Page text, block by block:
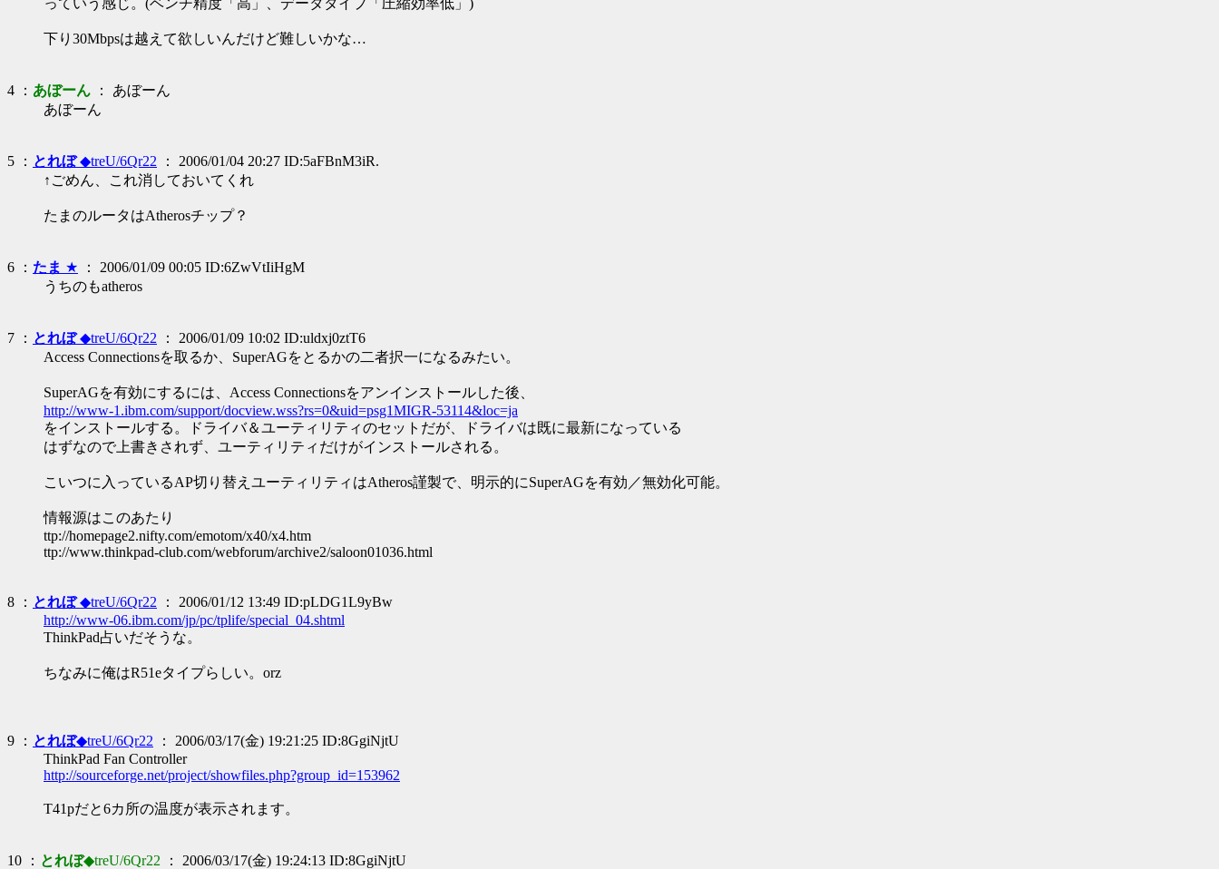
っていう感じ。(ベンチ精度「高」、データタイプ「圧縮効率低」)
下り30Mbpsは越えて欲しいんだけど難しいかな…
4 ： あぼーん ： あぼーん
あぼーん
5 ： とれぼ◆treU/6Qr22 ： 2006/01/04 20:27 ID:5aFBnM3iR.
↑ごめん、これ消しておいてくれ
たまのルータはAtherosチップ？
6 ： たま ★ ： 2006/01/09 00:05 ID:6ZwVtIiHgM
うちのもatheros
7 ： とれぼ◆treU/6Qr22 ： 2006/01/09 10:02 ID:uldxj0ztT6
Access Connectionsを取るか、SuperAGをとるかの二者択一になるみたい。
SuperAGを有効にするには、Access Connectionsをアンインストールした後、
http://www-1.ibm.com/support/docview.wss?rs=0&uid=psg1MIGR-53114&loc=ja
をインストールする。ドライバ＆ユーティリティのセットだが、ドライバは既に最新になっている
はずなので上書きされず、ユーティリティだけがインストールされる。
こいつに入っているAP切り替えユーティリティはAtheros謹製で、明示的にSuperAGを有効／無効化可能。
情報源はこのあたり
ttp://homepage2.nifty.com/emotom/x40/x4.htm
ttp://www.thinkpad-club.com/webforum/archive2/saloon01036.html
8 ： とれぼ◆treU/6Qr22 ： 2006/01/12 13:49 ID:pLDG1L9yBw
http://www-06.ibm.com/jp/pc/tplife/special_04.shtml
ThinkPad占いだそうな。
ちなみに俺はR51eタイプらしい。orz
9 ： とれぼ◆treU/6Qr22 ： 2006/03/17(金) 19:21:25 ID:8GgiNjtU
ThinkPad Fan Controller
http://sourceforge.net/project/showfiles.php?group_id=153962
T41pだと6カ所の温度が表示されます。
10 ： とれぼ◆treU/6Qr22 ： 2006/03/17(金) 19:24:13 ID:8GgiNjtU